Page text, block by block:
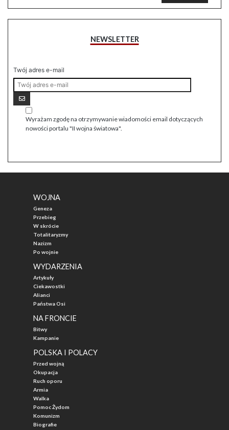
NEWSLETTER
Twój adres e-mail
Wyrażam zgodę na otrzymywanie wiadomości email dotyczących
nowości portalu "II wojna światowa".
WOJNA
Geneza
Przebieg
W skrócie
Totalitaryzmy
Nazizm
Po wojnie
WYDARZENIA
Artykuły
Ciekawostki
Alianci
Państwa Osi
NA FRONCIE
Bitwy
Kampanie
POLSKA I POLACY
Przed wojną
Okupacja
Ruch oporu
Armia
Walka
Pomoc Żydom
Komunizm
Biografie